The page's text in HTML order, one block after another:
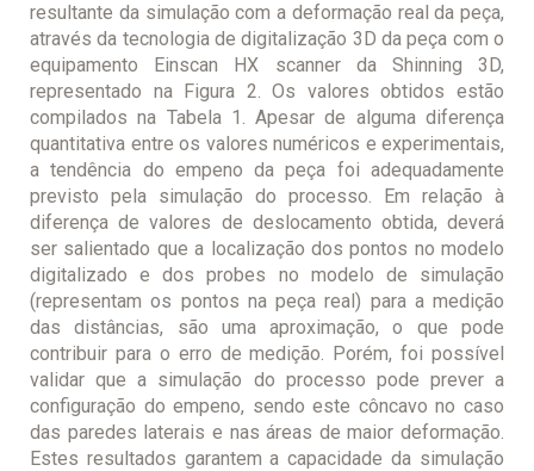
resultante da simulação com a deformação real da peça,
através da tecnologia de digitalização 3D da peça com o
equipamento Einscan HX scanner da Shinning 3D,
representado na Figura 2. Os valores obtidos estão
compilados na Tabela 1. Apesar de alguma diferença
quantitativa entre os valores numéricos e experimentais,
a tendência do empeno da peça foi adequadamente
previsto pela simulação do processo. Em relação à
diferença de valores de deslocamento obtida, deverá
ser salientado que a localização dos pontos no modelo
digitalizado e dos probes no modelo de simulação
(representam os pontos na peça real) para a medição
das distâncias, são uma aproximação, o que pode
contribuir para o erro de medição. Porém, foi possível
validar que a simulação do processo pode prever a
configuração do empeno, sendo este côncavo no caso
das paredes laterais e nas áreas de maior deformação.
Estes resultados garantem a capacidade da simulação